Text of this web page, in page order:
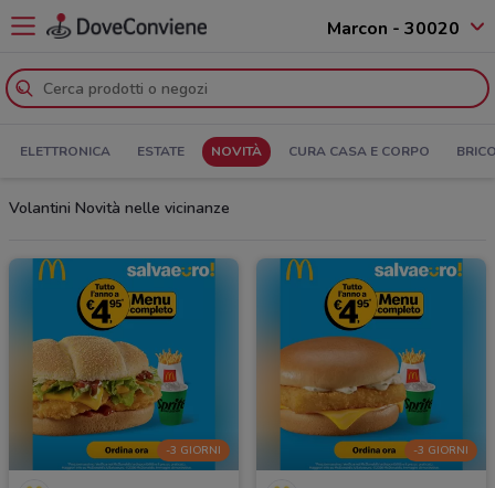
Marcon - 30020
ELETTRONICA ESTATE NOVITÀ CURA CASA E CORPO
Volantini Novità nelle vicinanze
-3 GIORNI -3 GIORNI